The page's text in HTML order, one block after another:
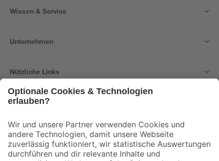
Wissen & Service
Unternehmen
Nützliche Links
Der toom Newsletter: Keine Angebote und Aktionen mehr verpassen!
Zur Newsletter Anmeldung